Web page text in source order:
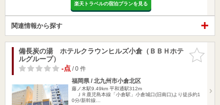
楽天トラベルの宿泊プランを見る
関連情報から探す
お気に入
りに追加
備長炭の湯 ホテルクラウンヒルズ小倉（ＢＢＨホテ
ルグループ）
-点/ 0 件
福岡県 / 北九州市小倉北区
藤ノ木駅9.49km 平和通駅312m
ＪＲ鹿児島本線「小倉駅」小倉城口(旧南口)より徒歩約1
0分/新幹線…